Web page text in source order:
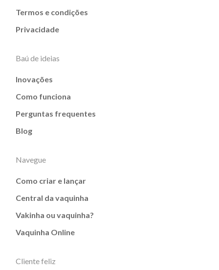
Termos e condições
Privacidade
Baú de ideias
Inovações
Como funciona
Perguntas frequentes
Blog
Navegue
Como criar e lançar
Central da vaquinha
Vakinha ou vaquinha?
Vaquinha Online
Cliente feliz